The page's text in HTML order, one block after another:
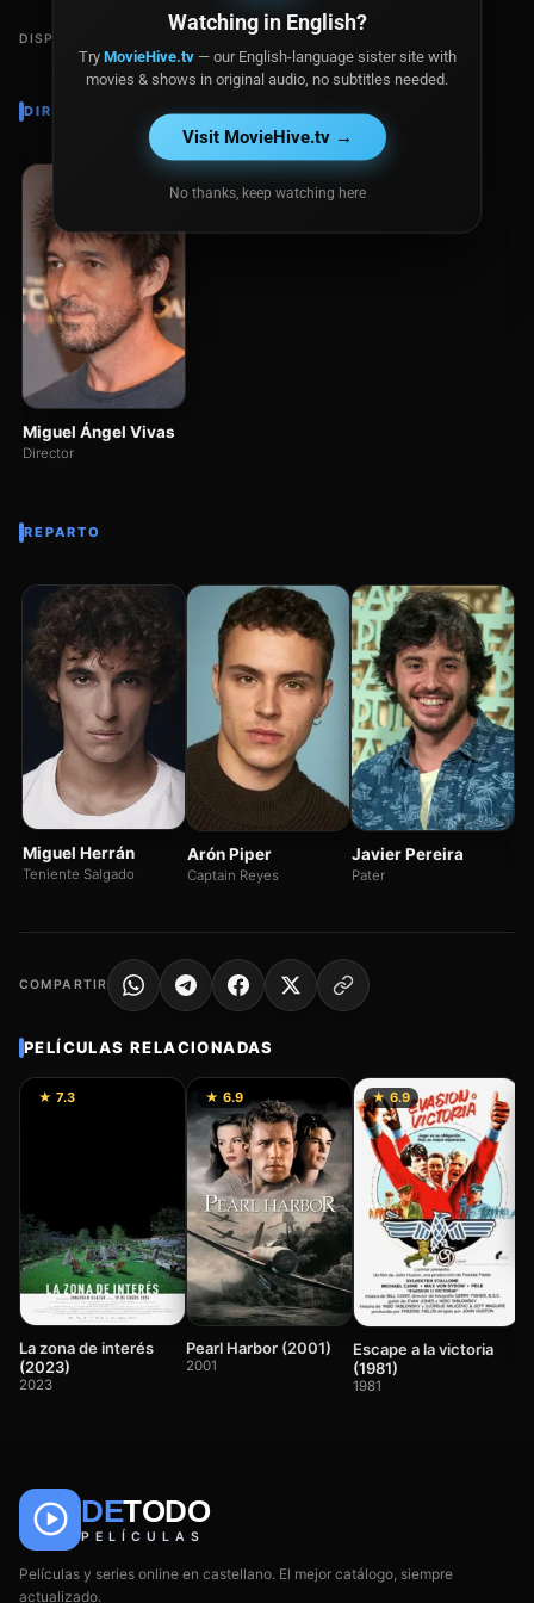
DISPONIBLE EN
DIRECTOR
Miguel Ángel Vivas
Director
REPARTO
Miguel Herrán
Teniente Salgado
Arón Piper
Captain Reyes
Javier Pereira
Pater
COMPARTIR
PELÍCULAS RELACIONADAS
★ 7.3
La zona de interés
(2023)
2023
★ 6.9
Pearl Harbor (2001)
2001
★ 6.9
Escape a la victoria
(1981)
1981
DETODO
PELÍCULAS
Películas y series online en castellano. El mejor catálogo, siempre
actualizado.
Watching in English?
Try MovieHive.tv— our English-language sister site with
movies & shows in original audio, no subtitles needed.
Visit MovieHive.tv →
No thanks, keep watching here
🎬
Películas